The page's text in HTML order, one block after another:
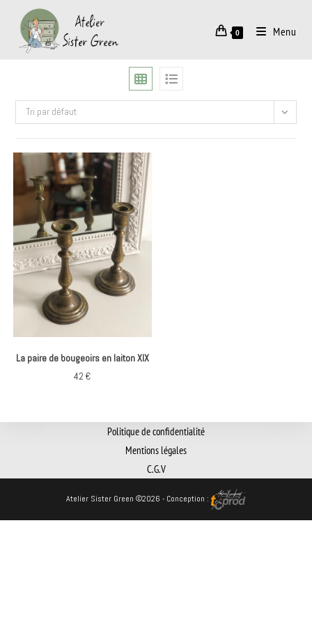
0 Menu
Tri par défaut
La paire de bougeoirs en laiton XIX
42€
Politique de confidentialité
Mentions légales
C.G.V
Atelier Sister Green ©2026 - Conception :